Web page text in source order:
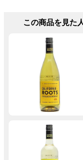
この商品を見た